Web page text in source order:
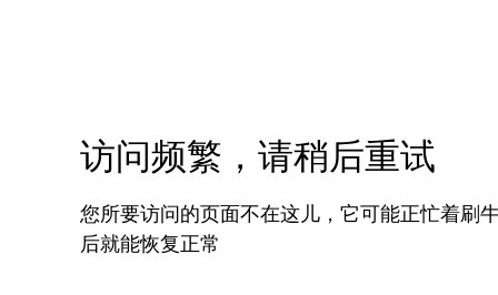
访问频繁，请稍后重试
您所要访问的页面不在这儿，它可能正忙着刷
后就能恢复正常